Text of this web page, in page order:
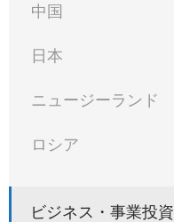
中国
日本
ニュージーランド
ロシア
ビジネス・事業投資